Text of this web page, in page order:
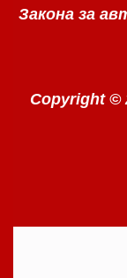
Закона за
Copyright ©